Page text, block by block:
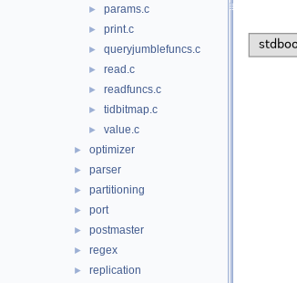
► params.c
► print.c
► queryjumblefuncs.c
► read.c
► readfuncs.c
► tidbitmap.c
► value.c
► optimizer
► parser
► partitioning
► port
► postmaster
► regex
► replication